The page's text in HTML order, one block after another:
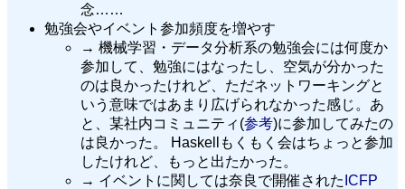
念……
勉強会やイベント参加頻度を増やす
→ 機械学習・データ分析系の勉強会には何度か
参加して、勉強にはなったし、空気が分かった
のは良かったけれど、ただネットワーキングと
いう意味ではあまり広げられなかった感じ。あ
と、某社内コミュニティ(参考)に参加してみたの
は良かった。 Haskellもくもく会はちょっと参加
したけれど、もっと出たかった。
→ イベントに関しては奈良で開催された ICFP